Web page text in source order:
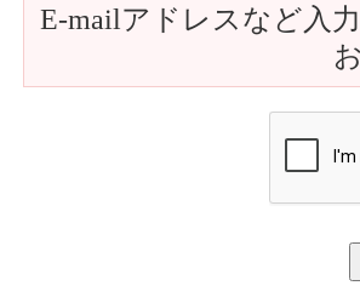
E-mailアドレスなど入